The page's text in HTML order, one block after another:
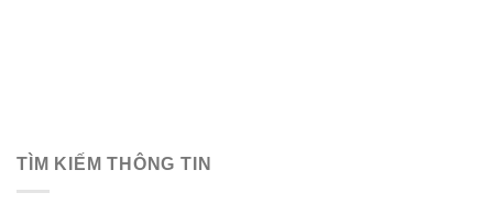
TÌM KIẾM THÔNG TIN